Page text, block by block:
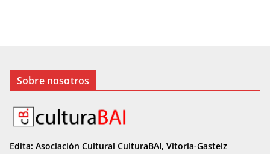
Sobre nosotros
Edita: Asociación Cultural CulturaBAI, Vitoria-Gasteiz